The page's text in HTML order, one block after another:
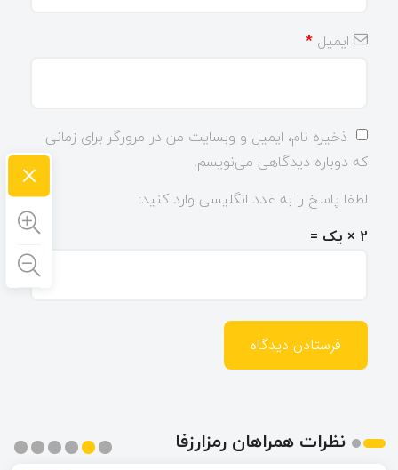
ایمیل *
ذخیره نام، ایمیل و وبسایت من در مرورگر برای زمانی
که دوباره دیدگاهی می‌نویسم.
لطفا پاسخ را به عدد انگلیسی وارد کنید:
2 × یک =
نظرات همراهان رمزارزفا
×